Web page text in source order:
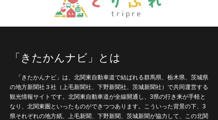
「きたかんナビ」とは
「きたかんナビ」は、北関東自動車道で結ばれる群馬県、栃木県、茨城県
の地方新聞社３社（上毛新聞社、下野新聞社、茨城新聞社）で共同運営する
観光情報サイトです。北関東自動車道が全線開通し、3県の行き来が手軽と
なり、北関東圏といったものができつつあります。こういった背景の下、3
県それぞれの地方紙、上毛新聞、下野新聞、茨城新聞が協力して、この北関